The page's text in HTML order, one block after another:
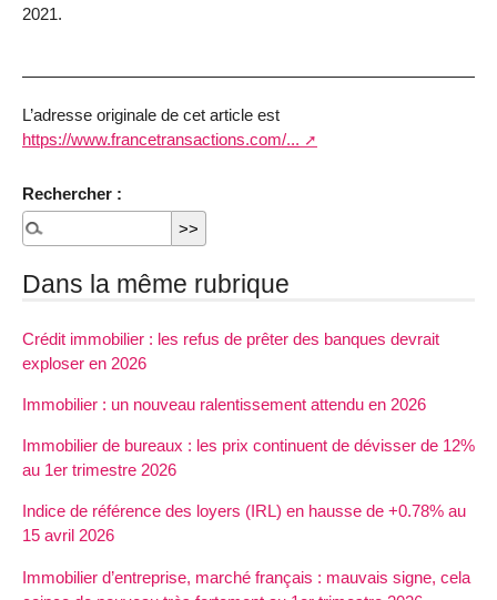
2021.
L’adresse originale de cet article est
https://www.francetransactions.com/...
Rechercher :
Dans la même rubrique
Crédit immobilier : les refus de prêter des banques devrait
exploser en 2026
Immobilier : un nouveau ralentissement attendu en 2026
Immobilier de bureaux : les prix continuent de dévisser de 12%
au 1er trimestre 2026
Indice de référence des loyers (IRL) en hausse de +0.78% au
15 avril 2026
Immobilier d’entreprise, marché français : mauvais signe, cela